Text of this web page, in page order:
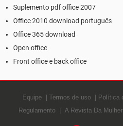
Suplemento pdf office 2007
Office 2010 download português
Office 365 download
Open office
Front office e back office
Equipe Termos de uso Política
Regulamento
A Revista Da Mulher